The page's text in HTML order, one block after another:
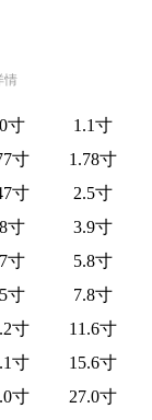
情
寸
1.1寸
寸
1.78寸
寸
2.5寸
寸
3.9寸
寸
5.8寸
寸
7.8寸
寸
11.6寸
寸
15.6寸
寸
27.0寸